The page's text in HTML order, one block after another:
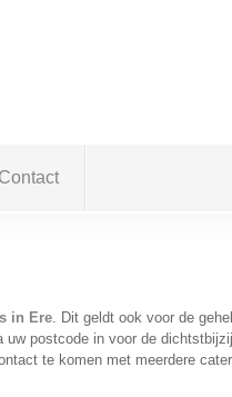
Contact
in Ere. Dit geldt ook voor de
uw postcode in voor de
te komen met meerdere